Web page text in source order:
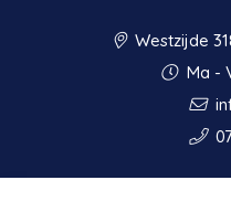
Westzijde
Ma -